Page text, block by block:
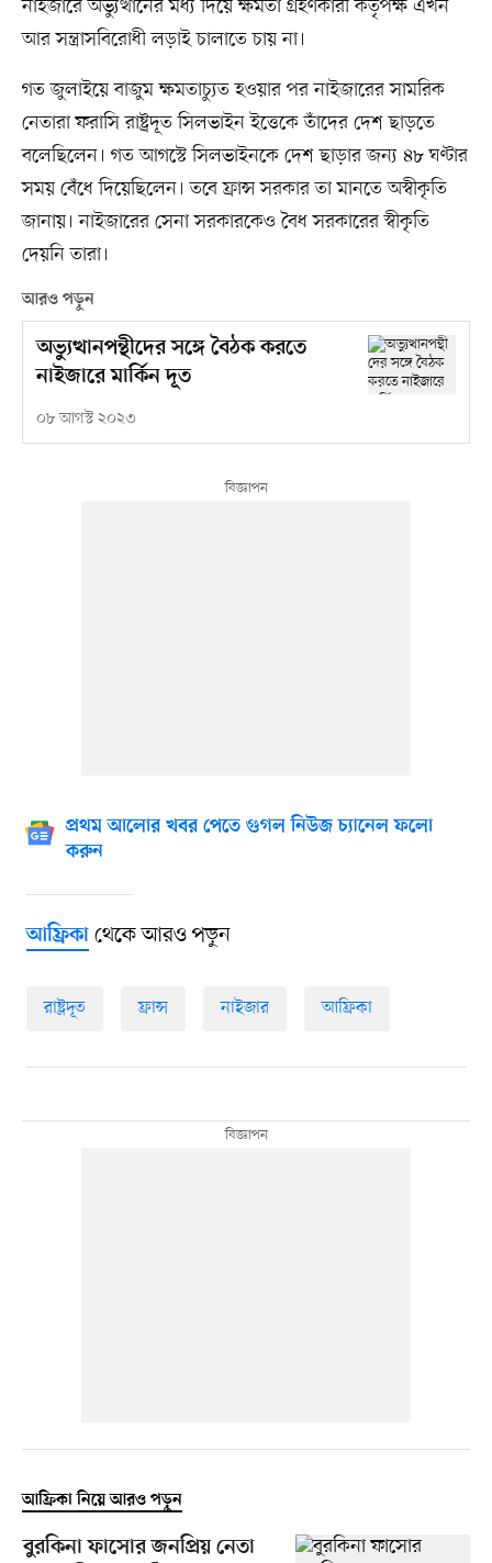
নাইজারে অভ্যুত্থানের মধ্য দিয়ে ক্ষমতা গ্রহণকারী কর্তৃপক্ষ এখন
আর সন্ত্রাসবিরোধী লড়াই চালাতে চায় না।
গত জুলাইয়ে বাজুম ক্ষমতাচ্যুত হওয়ার পর নাইজারের সামরিক
নেতারা ফরাসি রাষ্ট্রদূত সিলভাইন ইত্তেকে তাঁদের দেশ ছাড়তে
বলেছিলেন। গত আগস্টে সিলভাইনকে দেশ ছাড়ার জন্য ৪৮ ঘণ্টার
সময় বেঁধে দিয়েছিলেন। তবে ফ্রান্স সরকার তা মানতে অস্বীকৃতি
জানায়। নাইজারের সেনা সরকারকেও বৈধ সরকারের স্বীকৃতি
দেয়নি তারা।
আরও পড়ুন
অভ্যুত্থানপন্থীদের সঙ্গে বৈঠক করতে
নাইজারে মার্কিন দূত
০৮ আগস্ট ২০২৩
প্রথম আলোর খবর পেতে গুগল নিউজ চ্যানেল ফলো
করুন
আফ্রিকাথেকে আরও পড়ুন
রাষ্ট্রদূত ফ্রান্স নাইজার আফ্রিকা
আফ্রিকা নিয়ে আরও পড়ুন
বুরকিনা ফাসোর জনপ্রিয় নেতা